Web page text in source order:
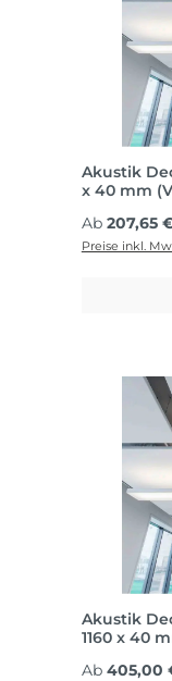
Akustik
x 40 mm
Regulärer
Ab 207,65
Preise inkl.
Akustik
1160 x 40
Regulärer
Ab 405,00